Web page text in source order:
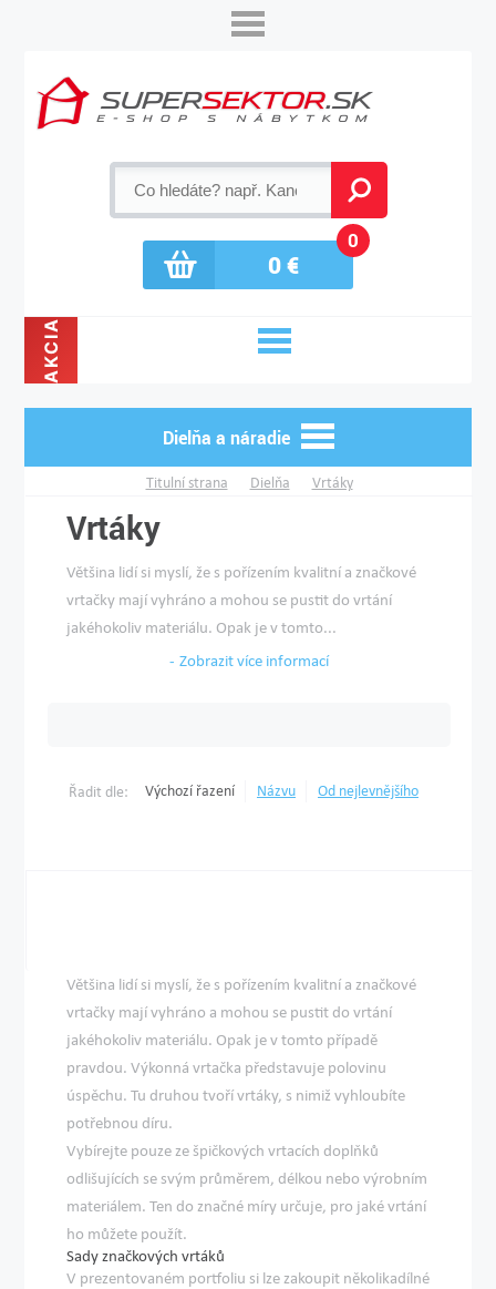
0€
0
AKCIA
Dielňa a náradie
Titulní strana Dielňa Vrtáky
Vrtáky
Většina lidí si myslí, že s pořízením kvalitní a značkové
vrtačky mají vyhráno a mohou se pustit do vrtání
jakéhokoliv materiálu. Opak je v tomto...
Zobrazit více informací
Řadit dle: Výchozí řazení Názvu Od nejlevnějšího
Většina lidí si myslí, že s pořízením kvalitní a značkové
vrtačky mají vyhráno a mohou se pustit do vrtání
jakéhokoliv materiálu. Opak je v tomto případě
pravdou. Výkonná vrtačka představuje polovinu
úspěchu. Tu druhou tvořívrtáky, s nimiž vyhloubíte
potřebnou díru.
Vybírejte pouze ze špičkových vrtacích doplňků
odlišujících se svým průměrem, délkou nebo výrobním
materiálem. Ten do značné míry určuje, pro jaké vrtání
ho můžete použít.
Sady značkových vrtáků
V prezentovaném portfoliu si lze zakoupit několikadílné